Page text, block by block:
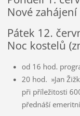
Nové
Pátek 12.
Noc kostelů
od 16 hod.
20 hod. »Jan
při příležitosti
přednáší